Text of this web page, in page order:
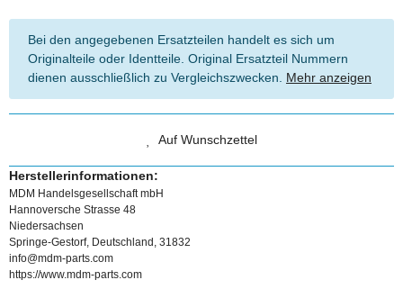
Bei den angegebenen Ersatzteilen handelt es sich um
Originalteile oder Identteile. Original Ersatzteil Nummern
dienen ausschließlich zu Vergleichszwecken. Mehr anzeigen
Auf Wunschzettel
Herstellerinformationen:
MDM Handelsgesellschaft mbH
Hannoversche Strasse 48
Niedersachsen
Springe-Gestorf, Deutschland, 31832
info@mdm-parts.com
https://www.mdm-parts.com